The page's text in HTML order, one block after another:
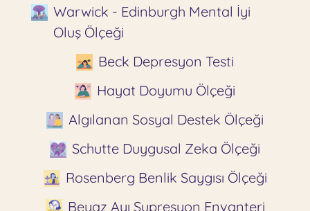
Warwick - Edinburgh Mental İyi
Oluş Ölçeği
Beck Depresyon Testi
Hayat Doyumu Ölçeği
Algılanan Sosyal Destek Ölçeği
Schutte Duygusal Zeka Ölçeği
Rosenberg Benlik Saygısı Ölçeği
Beyaz Ayı Supresyon Envanteri